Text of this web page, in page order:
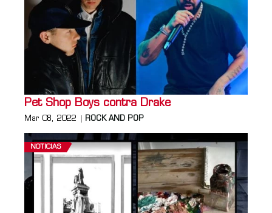
Pet Shop Boys contra Drake
Mar 08, 2022 ROCK AND POP
NOTICIAS